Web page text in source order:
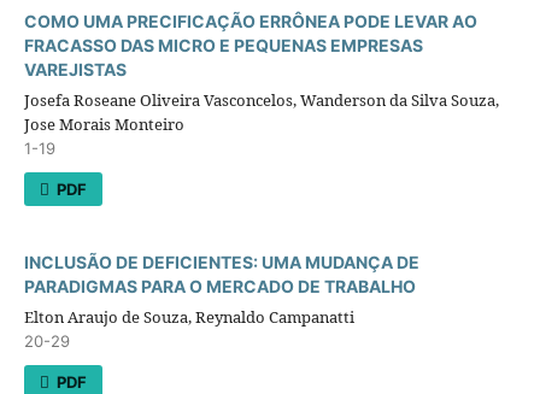
COMO UMA PRECIFICAÇÃO ERRÔNEA PODE LEVAR AO
FRACASSO DAS MICRO E PEQUENAS EMPRESAS
VAREJISTAS
Josefa Roseane Oliveira Vasconcelos, Wanderson da Silva Souza,
Jose Morais Monteiro
1-19
PDF
INCLUSÃO DE DEFICIENTES: UMA MUDANÇA DE
PARADIGMAS PARA O MERCADO DE TRABALHO
Elton Araujo de Souza, Reynaldo Campanatti
20-29
PDF